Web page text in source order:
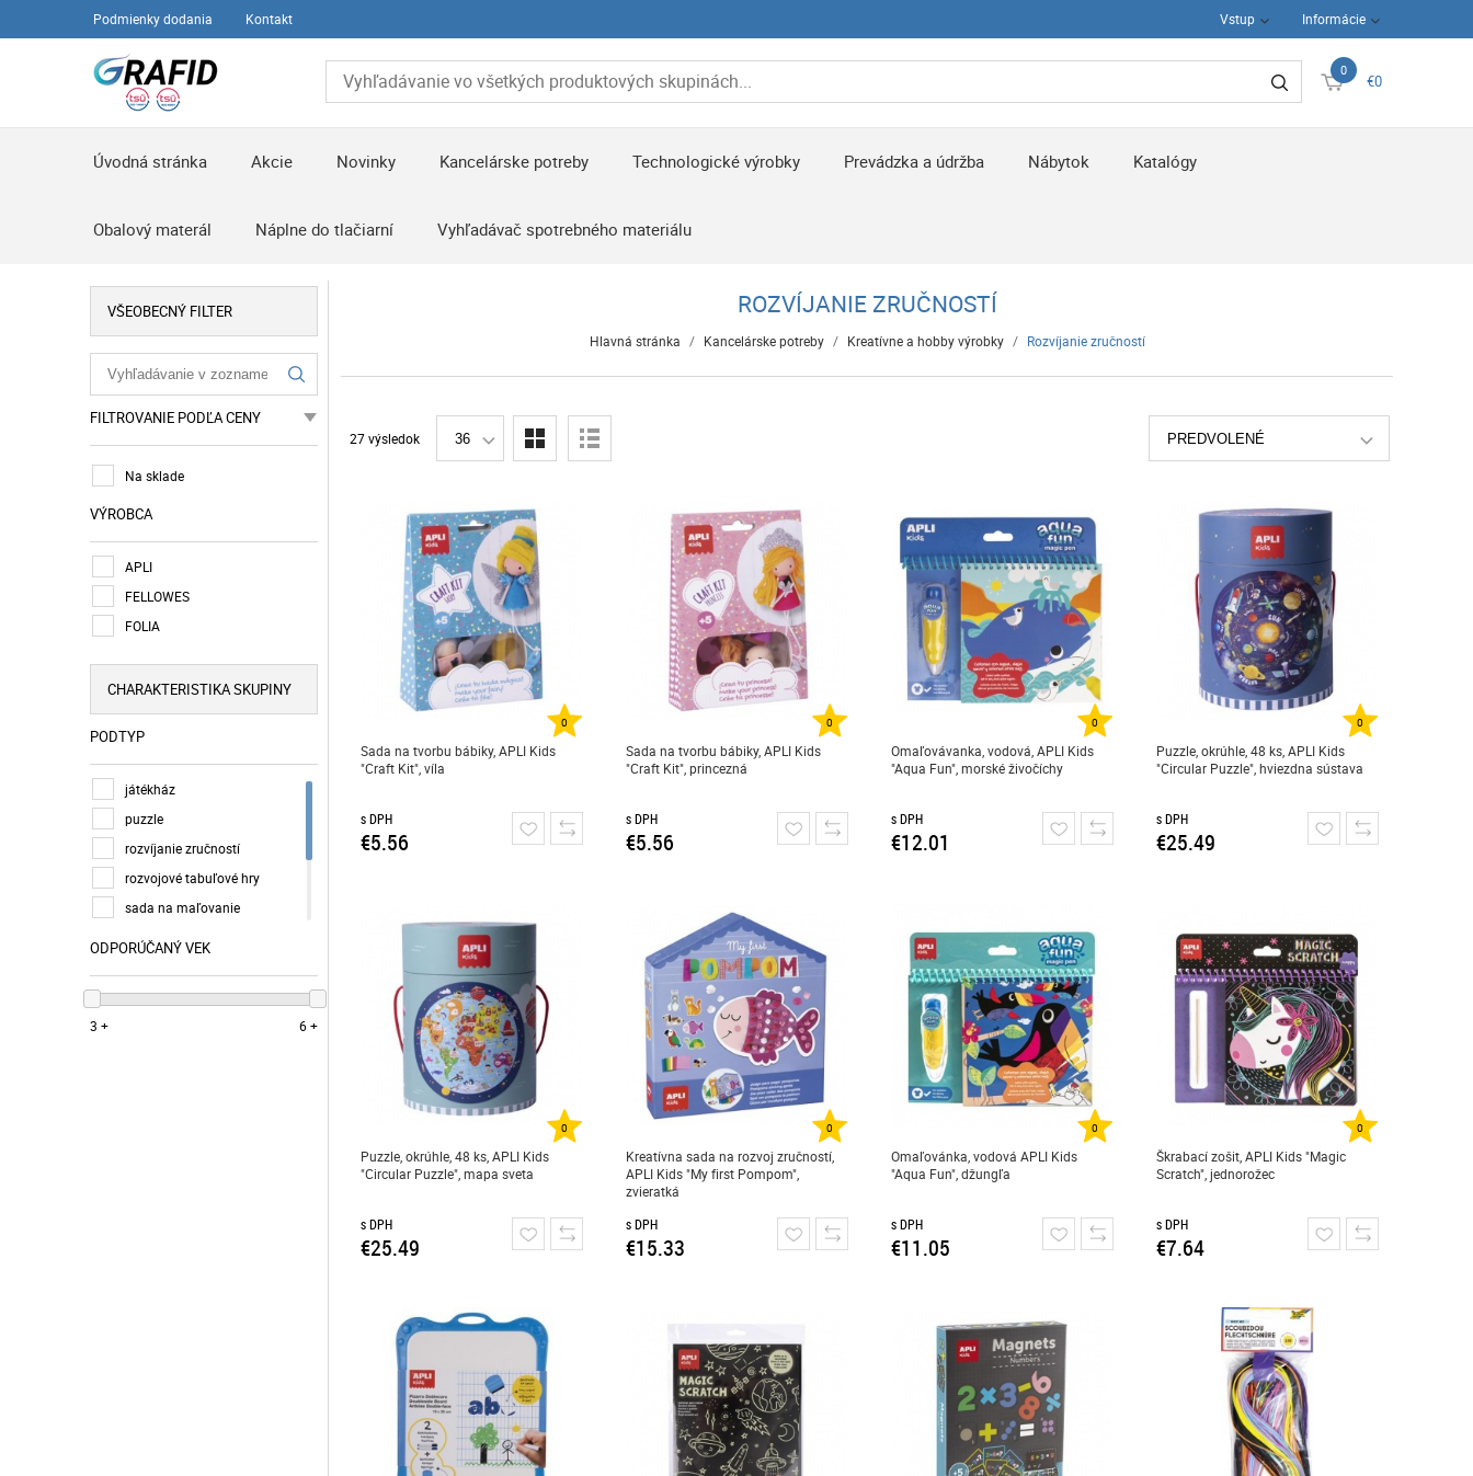
Podmienky dodania Kontakt Vstup Informácie
0
€0
Úvodná stránka Akcie Novinky Kancelárske potreby Technologické výrobky Prevádzka a údržba Nábytok Katalógy
Obalový materál Náplne do tlačiarní Vyhľadávač spotrebného materiálu
VŠEOBECNÝ FILTER
FILTROVANIE PODĽA CENY
Na sklade
VÝROBCA
APLI
FELLOWES
FOLIA
CHARAKTERISTIKA SKUPINY
PODTYP
játékház
puzzle
rozvíjanie zručností
rozvojové tabuľové hry
sada na maľovanie
sada na škrabanie
sada na tvorenie
ODPORÚČANÝ VEK
3 + 6 +
ROZVÍJANIE ZRUČNOSTÍ
Hlavná stránka / Kancelárske potreby / Kreatívne a hobby výrobky / Rozvíjanie zručností
27 výsledok 36 PREDVOLENÉ
0
Sada na tvorbu bábiky, APLI Kids
"Craft Kit", víla
s DPH
€5.56
0
Sada na tvorbu bábiky, APLI Kids
"Craft Kit", princezná
s DPH
€5.56
0
Omaľovávanka, vodová, APLI Kids
"Aqua Fun", morské živočíchy
s DPH
€12.01
0
Puzzle, okrúhle, 48 ks, APLI Kids
"Circular Puzzle", hviezdna sústava
s DPH
€25.49
0
Puzzle, okrúhle, 48 ks, APLI Kids
"Circular Puzzle", mapa sveta
s DPH
€25.49
0
Kreatívna sada na rozvoj zručností,
APLI Kids "My first Pompom",
zvieratká
s DPH
€15.33
0
Omaľovánka, vodová APLI Kids
"Aqua Fun", džungľa
s DPH
€11.05
0
Škrabací zošit, APLI Kids "Magic
Scratch", jednorožec
s DPH
€7.64